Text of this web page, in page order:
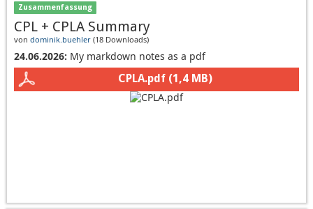
Zusammenfassung
CPL + CPLA Summary
von dominik.buehler (18 Downloads)
24.06.2026: My markdown notes as a pdf
CPLA.pdf (1,4 MB)